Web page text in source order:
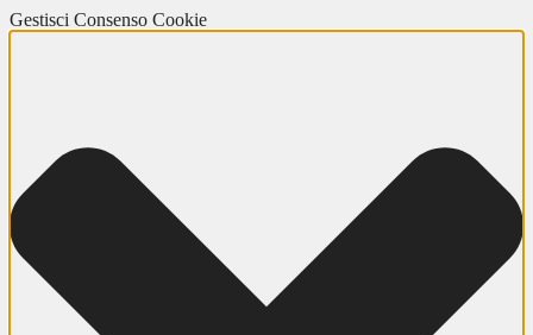
Gestisci Consenso Cookie